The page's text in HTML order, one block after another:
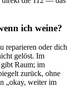
ich weine?
reparieren oder dich
gelöst. Im
Raum; im
zurück, ohne
„okay, weiter im